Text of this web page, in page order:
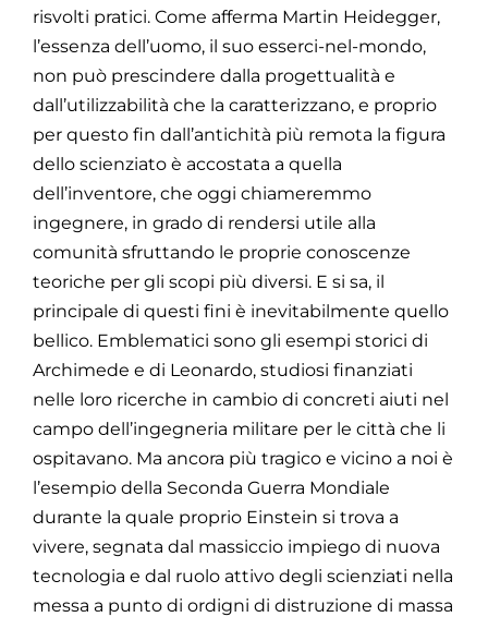
risvolti pratici. Come afferma Martin Heidegger,
l’essenza dell’uomo, il suo esserci-nel-mondo,
non può prescindere dalla progettualità e
dall’utilizzabilità che la caratterizzano, e proprio
per questo fin dall’antichità più remota la figura
dello scienziato è accostata a quella
dell’inventore, che oggi chiameremmo
ingegnere, in grado di rendersi utile alla
comunità sfruttando le proprie conoscenze
teoriche per gli scopi più diversi. E si sa, il
principale di questi fini è inevitabilmente quello
bellico. Emblematici sono gli esempi storici di
Archimede e di Leonardo, studiosi finanziati
nelle loro ricerche in cambio di concreti aiuti nel
campo dell’ingegneria militare per le città che li
ospitavano. Ma ancora più tragico e vicino a noi è
l’esempio della Seconda Guerra Mondiale
durante la quale proprio Einstein si trova a
vivere, segnata dal massiccio impiego di nuova
tecnologia e dal ruolo attivo degli scienziati nella
messa a punto di ordigni di distruzione di massa